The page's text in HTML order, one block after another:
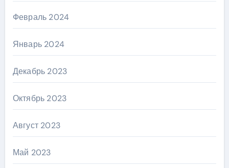
Февраль 2024
Январь 2024
Декабрь 2023
Октябрь 2023
Август 2023
Май 2023